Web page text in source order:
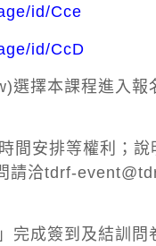
id/Cce
id/CcD
擇本課程進入報
間安排等權利；
請洽tdrf-
成簽到及結訓問